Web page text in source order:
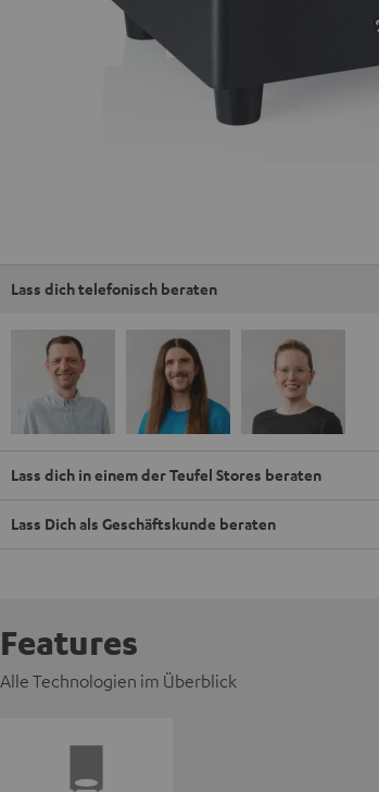
Lass dich telefonisch beraten
Lass dich in einem der Teufel Stores beraten
Lass Dich als Geschäftskunde beraten
Features
Alle Technologien im Überblick